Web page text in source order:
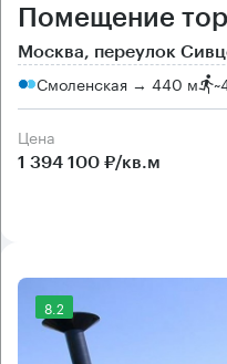
Помещение
Москва, переулок
Смоленская → 440 м ~
Цена
1 394 100 ₽/кв.м
8.2